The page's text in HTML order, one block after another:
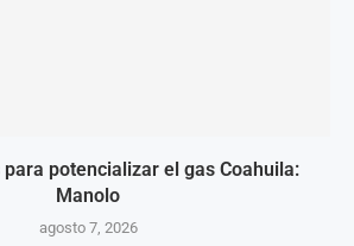
potencializar el gas Coahuila:
Manolo
agosto 7, 2026